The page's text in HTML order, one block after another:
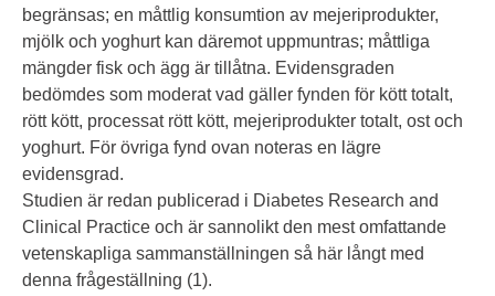
begränsas; en måttlig konsumtion av mejeriprodukter,
mjölk och yoghurt kan däremot uppmuntras; måttliga
mängder fisk och ägg är tillåtna. Evidensgraden
bedömdes som moderat vad gäller fynden för kött totalt,
rött kött, processat rött kött, mejeriprodukter totalt, ost och
yoghurt. För övriga fynd ovan noteras en lägre
evidensgrad.
Studien är redan publicerad i Diabetes Research and
Clinical Practice och är sannolikt den mest omfattande
vetenskapliga sammanställningen så här långt med
denna frågeställning (1).